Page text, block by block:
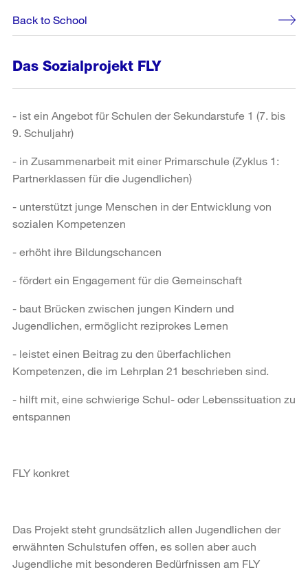
Back to School
Das Sozialprojekt FLY
- ist ein Angebot für Schulen der Sekundarstufe 1 (7. bis
9. Schuljahr)
- in Zusammenarbeit mit einer Primarschule (Zyklus 1:
Partnerklassen für die Jugendlichen)
- unterstützt junge Menschen in der Entwicklung von
sozialen Kompetenzen
- erhöht ihre Bildungschancen
- fördert ein Engagement für die Gemeinschaft
- baut Brücken zwischen jungen Kindern und
Jugendlichen, ermöglicht reziprokes Lernen
- leistet einen Beitrag zu den überfachlichen
Kompetenzen, die im Lehrplan 21 beschrieben sind.
- hilft mit, eine schwierige Schul- oder Lebenssituation zu
entspannen
FLY konkret
Das Projekt steht grundsätzlich allen Jugendlichen der
erwähnten Schulstufen offen, es sollen aber auch
Jugendliche mit besonderen Bedürfnissen am FLY